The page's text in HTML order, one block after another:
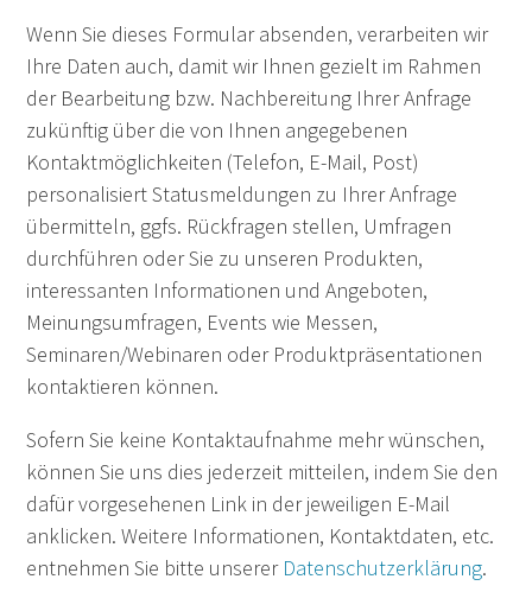
Wenn Sie dieses Formular absenden, verarbeiten wir
Ihre Daten auch, damit wir Ihnen gezielt im Rahmen
der Bearbeitung bzw. Nachbereitung Ihrer Anfrage
zukünftig über die von Ihnen angegebenen
Kontaktmöglichkeiten (Telefon, E-Mail, Post)
personalisiert Statusmeldungen zu Ihrer Anfrage
übermitteln, ggfs. Rückfragen stellen, Umfragen
durchführen oder Sie zu unseren Produkten,
interessanten Informationen und Angeboten,
Meinungsumfragen, Events wie Messen,
Seminaren/Webinaren oder Produktpräsentationen
kontaktieren können.
Sofern Sie keine Kontaktaufnahme mehr wünschen,
können Sie uns dies jederzeit mitteilen, indem Sie den
dafür vorgesehenen Link in der jeweiligen E-Mail
anklicken. Weitere Informationen, Kontaktdaten, etc.
entnehmen Sie bitte unserer Datenschutzerklärung.